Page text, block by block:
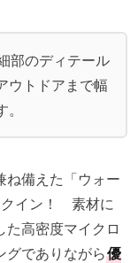
部のディテール
ウトドアまで幅
ね備えた「ウォー
クイン！ 素材に
高密度マイクロ
グでありながら優